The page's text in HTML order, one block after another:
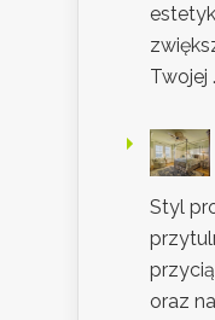
Twojej
Styl
oraz